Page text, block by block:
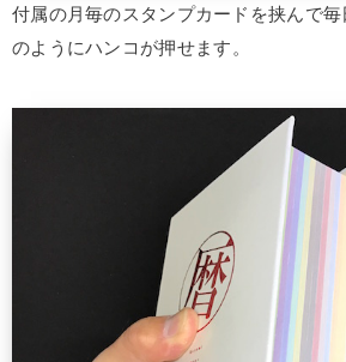
付属の月毎のスタンプカードを挟んで毎
のようにハンコが押せます。